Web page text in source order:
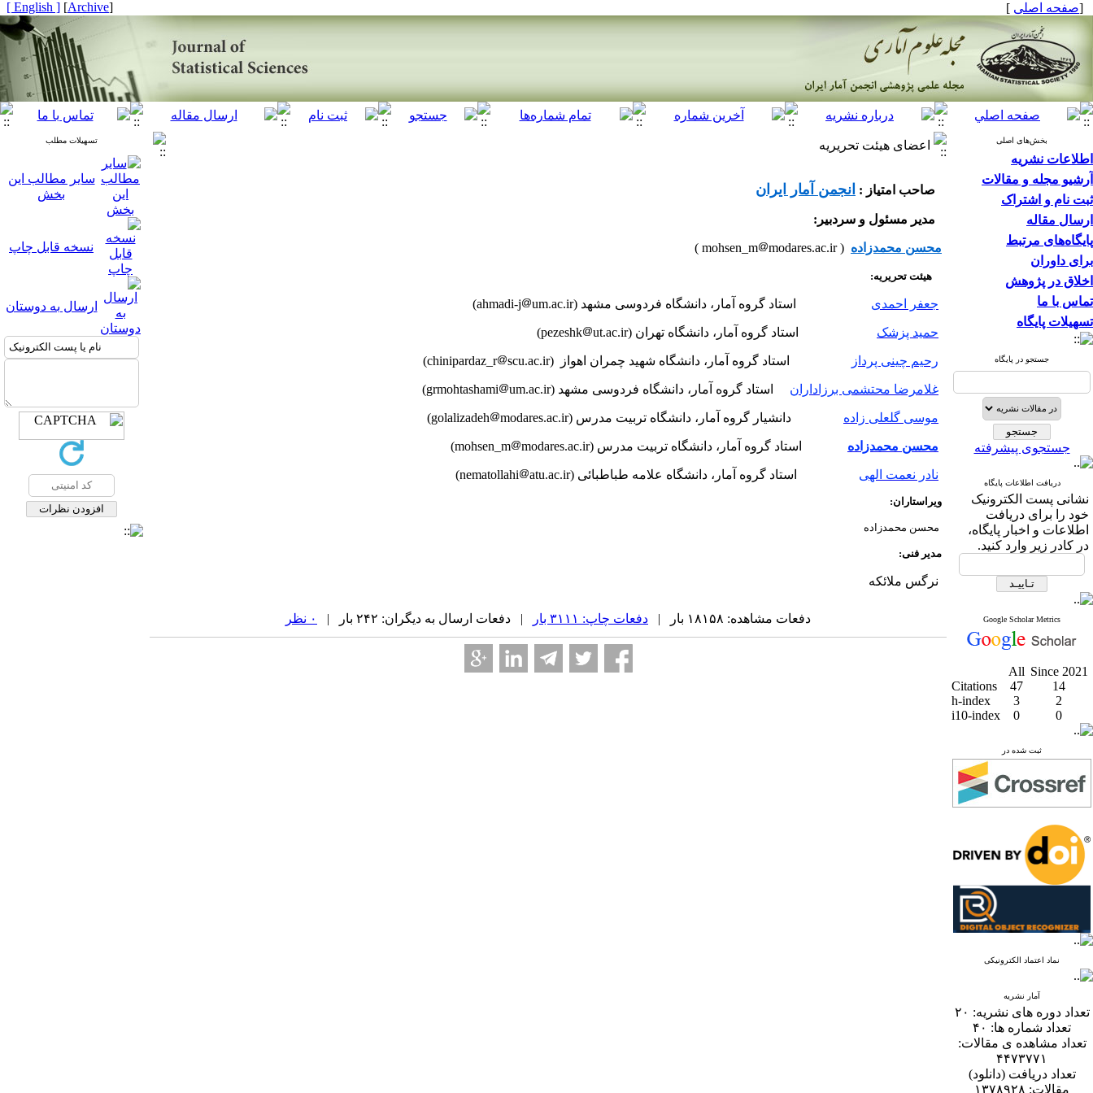
[صفحه اصلی ]
[
Archive
]
[ English ]
بخش‌های اصلی
اطلاعات نشریه
آرشیو مجله و مقالات
ثبت نام و اشتراک
ارسال مقاله
پایگاه‌های مرتبط
برای داوران
اخلاق در پژوهش
تماس با ما
تسهیلات پایگاه
جستجو در پایگاه
جستجوی پیشرفته
دریافت اطلاعات پایگاه
نشانی پست الکترونیک
خود را برای دریافت
اطلاعات و اخبار پایگاه،
در کادر زیر وارد کنید.
Google Scholar Metrics
All Since 2021
Citations
47
14
h-index
3
2
i10-index
0 0
ثبت شده در
نماد اعتماد الکترونیکی
آمار نشریه
تعداد دوره های نشریه: ۲۰
تعداد شماره ها: ۴۰
تعداد مشاهده ی مقالات:
۴۴۷۳۷۷۱
تعداد دریافت (دانلود)
مقالات: ۱۳۷۸۹۲۸
اعضای هیئت تحریریه
صاحب امتیاز : انجمن آمار ایران
مدیر مسئول و سردبیر:
محسن محمدزاده ( mohsen_m
modares.ac.ir )
هیئت تحریریه:
جعفر احمدی استاد گروه آمار، دانشگاه فردوسی مشهد (ahmadi-jum.ac.ir)
حمید پزشک استاد گروه آمار، دانشگاه تهران (pezeshkut.ac.ir)
رحیم چینی پرداز استاد گروه آمار، دانشگاه شهید چمران اهواز (chinipardaz_rscu.ac.ir)
غلامرضا محتشمی برزاداران استاد گروه آمار، دانشگاه فردوسی مشهد (grmohtashamium.ac.ir)
موسی گلعلی زاده دانشیار گروه آمار، دانشگاه تربیت مدرس (golalizadehmodares.ac.ir)
محسن محمدزاده استاد گروه آمار، دانشگاه تربیت مدرس (mohsen_mmodares.ac.ir)
نادر نعمت الهی استاد گروه آمار، دانشگاه علامه طباطبائی (nematollahiatu.ac.ir)
ویراستاران:
محسن محمدزاده
مدیر فنی:
نرگس ملائکه
تسهیلات مطلب
سایر مطالب این
بخش
نسخه قابل چاپ
ارسال به دوستان
دفعات مشاهده: ۱۸۱۵۸ بار | دفعات چاپ: ۳۱۱۱ بار | دفعات ارسال به دیگران: ۲۴۲ بار | ۰ نظر